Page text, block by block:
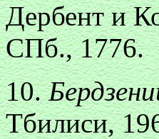
Дербент и
СПб., 1776.
10.
Тбилиси,